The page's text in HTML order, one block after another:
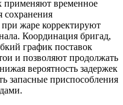
применяют временное
сохранения
жаре корректируют
Координация бригад,
график поставок
и позволяют продолжать
вероятность задержек
запасные приспособления